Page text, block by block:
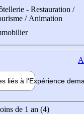
- Restauration /
/ Animation
liés à l'Expérience
de 1 an (4)